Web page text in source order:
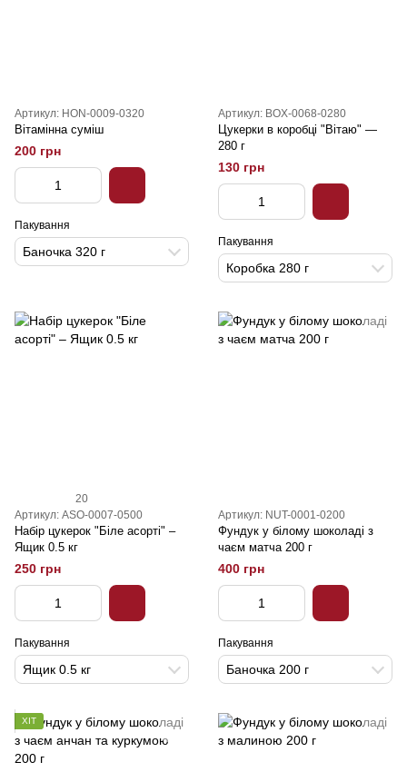
Артикул: HON-0009-0320
Вітамінна суміш
200 грн
Пакування
Баночка 320 г
Артикул: BOX-0068-0280
Цукерки в коробці "Вітаю" —
280 г
130 грн
Пакування
Коробка 280 г
20
Артикул: ASO-0007-0500
Набiр цукерок "Біле асорті" –
Ящик 0.5 кг
250 грн
Пакування
Ящик 0.5 кг
Артикул: NUT-0001-0200
Фундук у білому шоколаді з
чаєм матча 200 г
400 грн
Пакування
Баночка 200 г
ХІТ